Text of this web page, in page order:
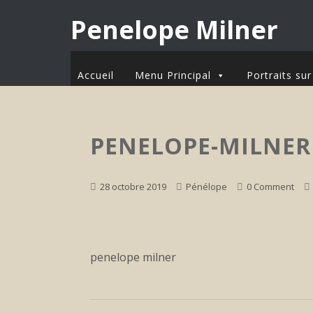
Penelope Milner
Accueil Menu Principal Portraits
PENELOPE-MILNER
28 octobre 2019 Pénélope 0 Comment
penelope milner